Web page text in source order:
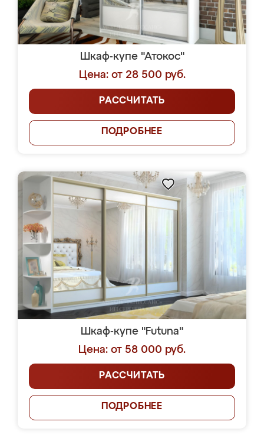
Шкаф-купе "Атокос"
Цена: от 28 500 руб.
РАССЧИТАТЬ
ПОДРОБНЕЕ
Шкаф-купе "Futuna"
Цена: от 58 000 руб.
РАССЧИТАТЬ
ПОДРОБНЕЕ